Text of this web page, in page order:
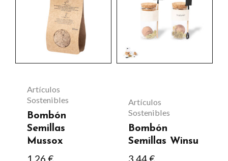
Artículos
Sostenibles
Bombón
Semillas
Mussox
1,26 €
Artículos
Sostenibles
Bombón
Semillas Winsu
3,44€
tiene
múltiples
variantes.
Las
pueden
elegir
en